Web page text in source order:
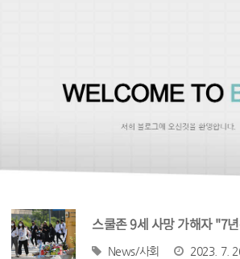
스쿨존 9세 사망 가해자 "7
News/사회 2023. 7.